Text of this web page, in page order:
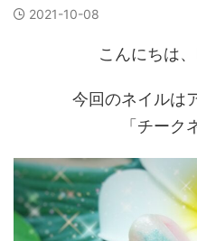
2021-10-08
こんにちは
今回のネイルは
「チーク